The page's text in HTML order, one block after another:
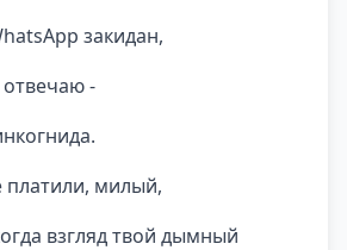
закидан,
-
платили, милый,
взгляд твой дымный